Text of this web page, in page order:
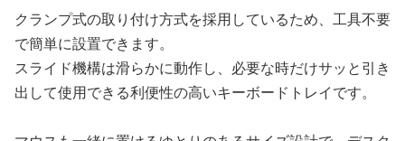
クランプ式の取り付け方式を採用しているため、工具不要
で簡単に設置できます。
スライド機構は滑らかに動作し、必要な時だけサッと引き
出して使用できる利便性の高いキーボードトレイです。